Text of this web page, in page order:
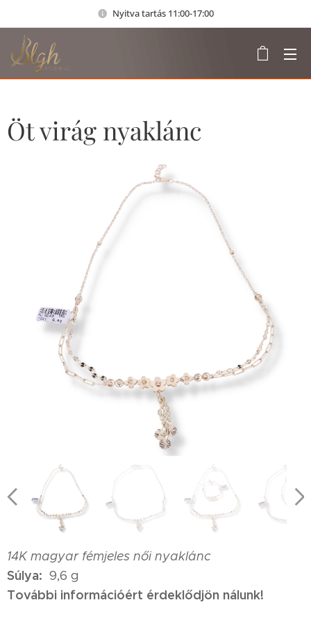
Nyitva tartás 11:00-17:00
Öt virág nyaklánc
14K magyar fémjeles női nyaklánc
Súlya: 9,6 g
További információért érdeklődjön nálunk!